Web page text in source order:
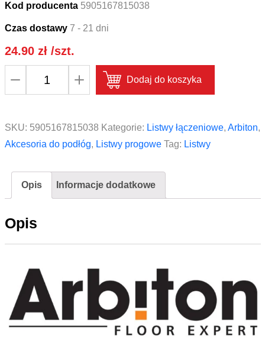
Kod producenta 5905167815038
Czas dostawy 7 - 21 dni
24.90 zł/szt.
okleinowany
Arbiton
kolor
Tasmański
Dodaj do koszyka
SKU: 5905167815038 Kategorie: Listwy łączeniowe, Arbiton,
Akcesoria do podłóg, Listwy progowe Tag: Listwy
Opis Informacje dodatkowe
Opis